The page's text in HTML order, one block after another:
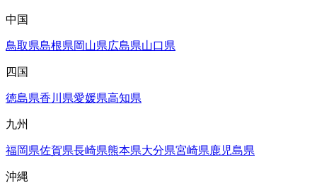
中国
鳥取県島根県岡山県広島県山口県
四国
徳島県香川県愛媛県高知県
九州
福岡県佐賀県長崎県熊本県大分県宮崎県鹿児島県
沖縄